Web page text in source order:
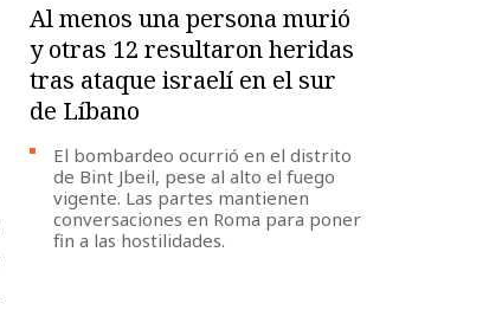
Al menos una persona murió
y otras 12 resultaron heridas
tras ataque israelí en el sur
de Líbano
El bombardeo ocurrió en el distrito
de Bint Jbeil, pese al alto el fuego
vigente. Las partes mantienen
conversaciones en Roma para poner
fin a las hostilidades.